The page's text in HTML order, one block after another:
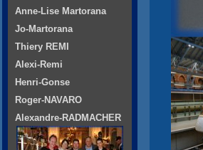
Anne-Lise Martorana
Jo-Martorana
Thiery REMI
Alexi-Remi
Henri-Gonse
Roger-NAVARO
Alexandre-RADMACHER